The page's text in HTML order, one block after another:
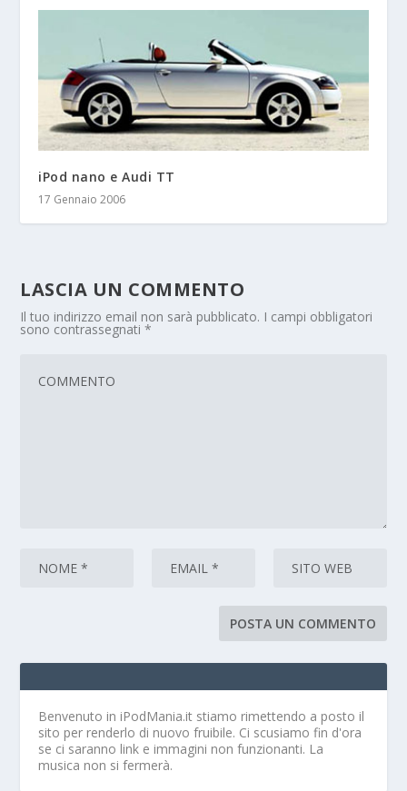
iPod nano e Audi TT
17 Gennaio 2006
LASCIA UN COMMENTO
Il tuo indirizzo email non sarà pubblicato. I campi obbligatori
sono contrassegnati*
Benvenuto in iPodMania.it stiamo rimettendo a posto il
sito per renderlo di nuovo fruibile. Ci scusiamo fin d'ora
se ci saranno link e immagini non funzionanti. La
musica non si fermerà.